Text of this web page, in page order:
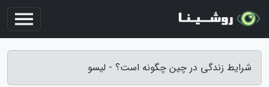
شرایط زندگی در چین چگونه است؟ - لیسو